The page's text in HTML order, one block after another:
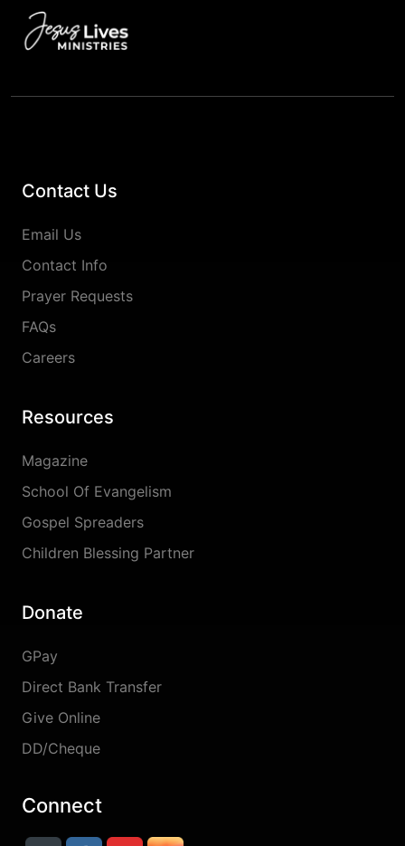
Contact Us
Email Us
Contact Info
Prayer Requests
FAQs
Careers
Resources
Magazine
School Of Evangelism
Gospel Spreaders
Children Blessing Partner
Donate
GPay
Direct Bank Transfer
Give Online
DD/Cheque
Connect